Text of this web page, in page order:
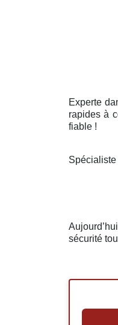
Experte
rapides à
fiable !
Spécialiste
sécurité